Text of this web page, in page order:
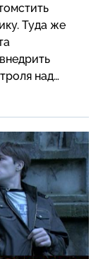
Туда же
над